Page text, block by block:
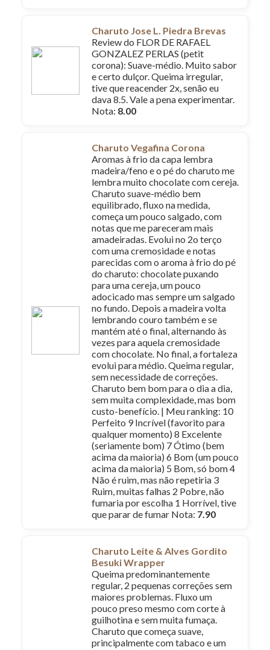
Charuto Jose L. Piedra Brevas
Review do FLOR DE RAFAEL
GONZALEZ PERLAS (petit
corona): Suave-médio. Muito sabor
e certo dulçor. Queima irregular,
tive que reacender 2x, senão eu
dava 8.5. Vale a pena experimentar.
Nota: 8.00
Charuto Vegafina Corona
Aromas à frio da capa lembra
madeira/feno e o pé do charuto me
lembra muito chocolate com cereja.
Charuto suave-médio bem
equilibrado, fluxo na medida,
começa um pouco salgado, com
notas que me pareceram mais
amadeiradas. Evolui no 2o terço
com uma cremosidade e notas
parecidas com o aroma à frio do pé
do charuto: chocolate puxando
para uma cereja, um pouco
adocicado mas sempre um salgado
no fundo. Depois a madeira volta
lembrando couro também e se
mantém até o final, alternando às
vezes para aquela cremosidade
com chocolate. No final, a fortaleza
evolui para médio. Queima regular,
sem necessidade de correções.
Charuto bem bom para o dia a dia,
sem muita complexidade, mas bom
custo-benefício. | Meu ranking: 10
Perfeito 9 Incrível (favorito para
qualquer momento) 8 Excelente
(seriamente bom) 7 Ótimo (bem
acima da maioria) 6 Bom (um pouco
acima da maioria) 5 Bom, só bom 4
Não é ruim, mas não repetiria 3
Ruim, muitas falhas 2 Pobre, não
fumaria por escolha 1 Horrível, tive
que parar de fumar Nota: 7.90
Charuto Leite & Alves Gordito
Besuki Wrapper
Queima predominantemente
regular, 2 pequenas correções sem
maiores problemas. Fluxo um
pouco preso mesmo com corte à
guilhotina e sem muita fumaça.
Charuto que começa suave,
principalmente com tabaco e um